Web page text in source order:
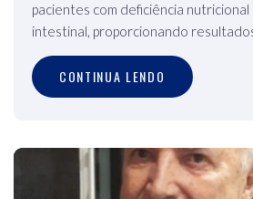
pacientes com deficiência
intestinal, proporcionando
CONTINUA LENDO